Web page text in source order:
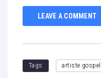
LEAVE A COMMENT
Tags artiste gospel